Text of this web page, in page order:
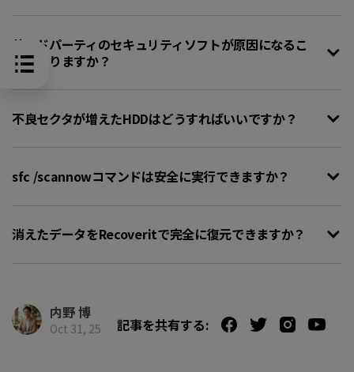
サードパーティのセキュリティソフトが原因になるこ
とはありますか？
不良セクタが増えたHDDはどうすればいいですか？
sfc /scannowコマンドは安全に実行できますか？
消えたデータをRecoveritで完全に復元できますか？
内野 博
Oct 31, 25 記事を共有する: